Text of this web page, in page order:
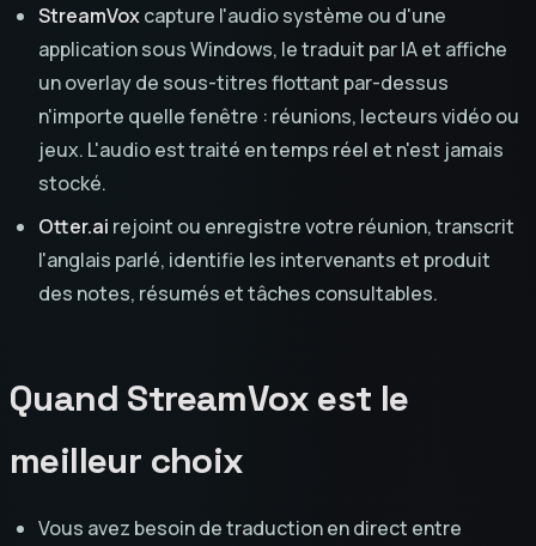
StreamVoxcapture l'audio système ou d'une
application sous Windows, le traduit par IA et affiche
un overlay de sous-titres flottant par-dessus
n'importe quelle fenêtre : réunions, lecteurs vidéo ou
jeux. L'audio est traité en temps réel et n'est jamais
stocké.
Otter.ai rejoint ou enregistre votre réunion, transcrit
l'anglais parlé, identifie les intervenants et produit
des notes, résumés et tâches consultables.
Quand StreamVox est le
meilleur choix
Vous avez besoin de traduction en direct entre